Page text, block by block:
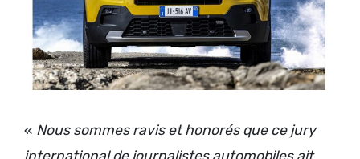
« Nous sommes ravis et honorés que ce jury
international de journalistes automobiles ait